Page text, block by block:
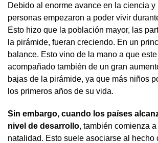
Debido al enorme avance en la ciencia
personas empezaron a poder vivir
Esto hizo que la población mayor, las
la pirámide, fueran creciendo. En un
balance. Esto vino de la mano a que
acompañado también de un gran
bajas de la pirámide, ya que más niños
los primeros años de su vida.
Sin embargo, cuando los países
nivel de desarrollo, también comienza
natalidad. Esto suele asociarse al hecho